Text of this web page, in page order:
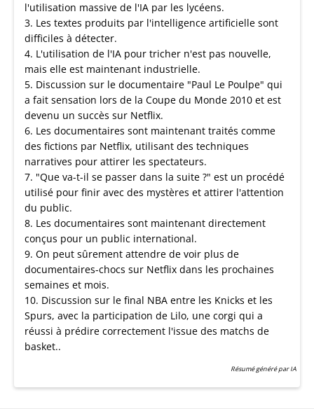
l'utilisation massive de l'IA par les lycéens.
3. Les textes produits par l'intelligence artificielle sont
difficiles à détecter.
4. L'utilisation de l'IA pour tricher n'est pas nouvelle,
mais elle est maintenant industrielle.
5. Discussion sur le documentaire "Paul Le Poulpe" qui
a fait sensation lors de la Coupe du Monde 2010 et est
devenu un succès sur Netflix.
6. Les documentaires sont maintenant traités comme
des fictions par Netflix, utilisant des techniques
narratives pour attirer les spectateurs.
7. "Que va-t-il se passer dans la suite ?" est un procédé
utilisé pour finir avec des mystères et attirer l'attention
du public.
8. Les documentaires sont maintenant directement
conçus pour un public international.
9. On peut sûrement attendre de voir plus de
documentaires-chocs sur Netflix dans les prochaines
semaines et mois.
10. Discussion sur le final NBA entre les Knicks et les
Spurs, avec la participation de Lilo, une corgi qui a
réussi à prédire correctement l'issue des matchs de
basket..
Résumé généré par IA